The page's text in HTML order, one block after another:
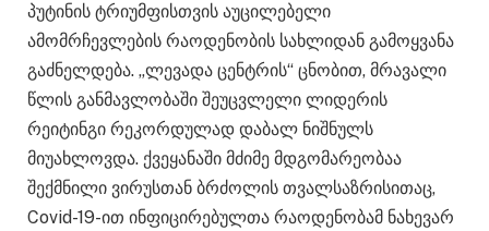
პუტინის ტრიუმფისთვის აუცილებელი
ამომრჩევლების რაოდენობის სახლიდან გამოყვანა
გაძნელდება. „ლევადა ცენტრის“ ცნობით, მრავალი
წლის განმავლობაში შეუცვლელი ლიდერის
რეიტინგი რეკორდულად დაბალ ნიშნულს
მიუახლოვდა. ქვეყანაში მძიმე მდგომარეობაა
შექმნილი ვირუსთან ბრძოლის თვალსაზრისითაც,
Covid-19-ით ინფიცირებულთა რაოდენობამ ნახევარ